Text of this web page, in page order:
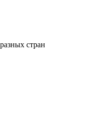
стран